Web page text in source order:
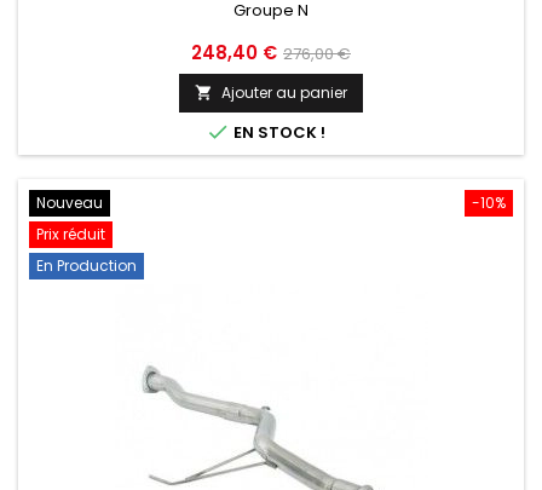
Groupe N
Prix
248,40 € Prix
de
base
276,00 €
 Ajouter au panier
 EN STOCK !
-10%
Nouveau
Prix réduit
En Production